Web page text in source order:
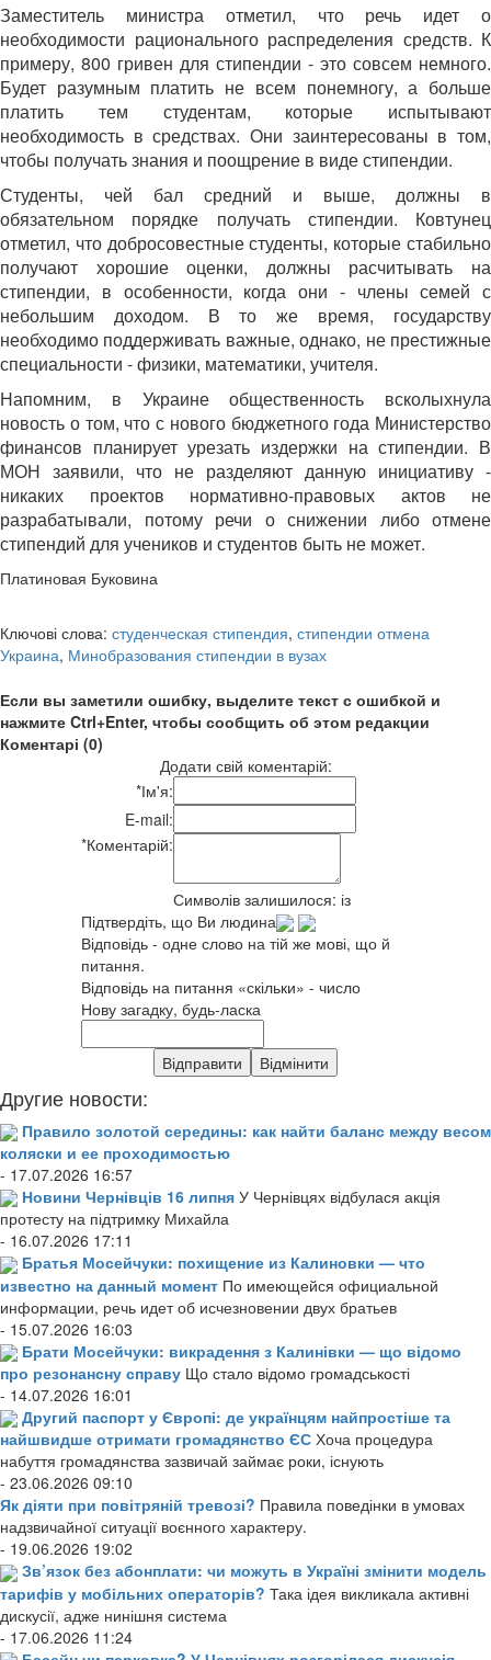
Заместитель министра отметил, что речь идет о
необходимости рационального распределения средств. К
примеру, 800 гривен для стипендии - это совсем немного.
Будет разумным платить не всем понемногу, а больше
платить тем студентам, которые испытывают
необходимость в средствах. Они заинтересованы в том,
чтобы получать знания и поощрение в виде стипендии.
Студенты, чей бал средний и выше, должны в
обязательном порядке получать стипендии. Ковтунец
отметил, что добросовестные студенты, которые стабильно
получают хорошие оценки, должны расчитывать на
стипендии, в особенности, когда они - члены семей с
небольшим доходом. В то же время, государству
необходимо поддерживать важные, однако, не престижные
специальности - физики, математики, учителя.
Напомним, в Украине общественность всколыхнула
новость о том, что с нового бюджетного года Министерство
финансов планирует урезать издержки на стипендии. В
МОН заявили, что не разделяют данную инициативу -
никаких проектов нормативно-правовых актов не
разрабатывали, потому речи о снижении либо отмене
стипендий для учеников и студентов быть не может.
Платиновая Буковина
Ключові слова: студенческая стипендия, стипендии отмена
Украина, Минобразования стипендии в вузах
Если вы заметили ошибку, выделите текст с ошибкой и
нажмите Ctrl+Enter, чтобы сообщить об этом редакции
Коментарі (0)
Додати свій коментарій:
*Ім'я:
E-mail:
*Коментарій:
Символів залишилося: із
Підтвердіть, що Ви людина
Відповідь - одне слово на тій же мові, що й
питання.
Відповідь на питання «скільки» - число
Нову загадку, будь-ласка
Другие новости:
Правило золотой середины: как найти баланс между весом
коляски и ее проходимостью
- 17.07.2026 16:57
Новини Чернівців 16 липня У Чернівцях відбулася акція
протесту на підтримку Михайла
- 16.07.2026 17:11
Братья Мосейчуки: похищение из Калиновки — что
известно на данный момент По имеющейся официальной
информации, речь идет об исчезновении двух братьев
- 15.07.2026 16:03
Брати Мосейчуки: викрадення з Калинівки — що відомо
про резонансну справу Що стало відомо громадськості
- 14.07.2026 16:01
Другий паспорт у Європі: де українцям найпростіше та
найшвидше отримати громадянство ЄС Хоча процедура
набуття громадянства зазвичай займає роки, існують
- 23.06.2026 09:10
Як діяти при повітряній тревозі? Правила поведінки в умовах
надзвичайної ситуації воєнного характеру.
- 19.06.2026 19:02
Зв’язок без абонплати: чи можуть в Україні змінити модель
тарифів у мобільних операторів? Така ідея викликала активні
дискусії, адже нинішня система
- 17.06.2026 11:24